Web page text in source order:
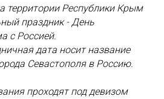
территории Республики Крым
праздник - День
с Россией.
дата носит название
Севастополя в Россию.
проходят под девизом